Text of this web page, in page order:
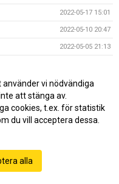
2022-05-17 15:01
2022-05-10 20:47
2022-05-05 21:13
2022-05-04 10:51
2022-04-30 09:11
2022-04-27 14:05
vi nödvändiga
att stänga av.
cookies, t.ex. för statistik
du vill acceptera dessa.
alla